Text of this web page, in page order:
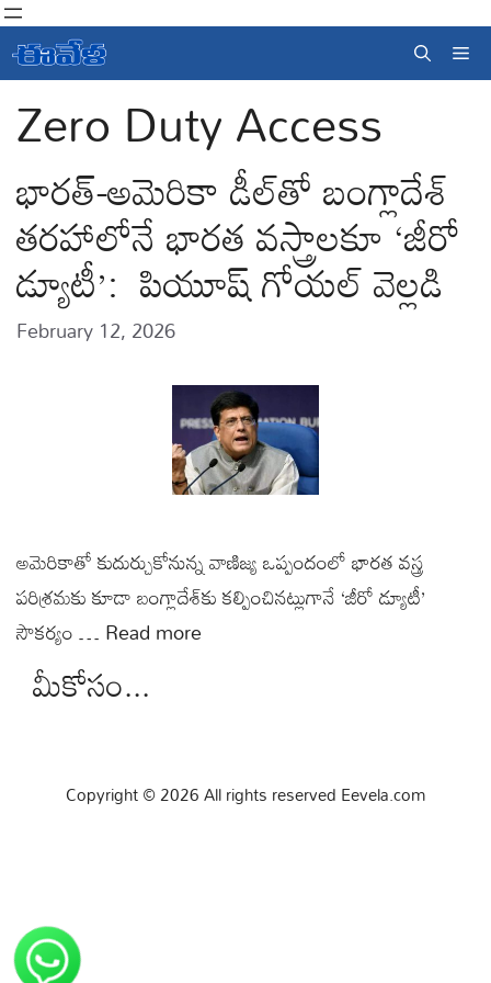
Skip
to
content
Zero Duty Access
భారత్-అమెరికా డీల్‌తో బంగ్లాదేశ్
తరహాలోనే భారత వస్త్రాలకూ ‘జీరో
డ్యూటీ’: పియూష్ గోయల్ వెల్లడి
February 12, 2026
అమెరికాతో కుదుర్చుకోనున్న వాణిజ్య ఒప్పందంలో భారత వస్త్ర
పరిశ్రమకు కూడా బంగ్లాదేశ్‌కు కల్పించినట్లుగానే ‘జీరో డ్యూటీ’
సౌకర్యం …Read more
మీకోసం...
Copyright © 2026 All rights reserved Eevela.com